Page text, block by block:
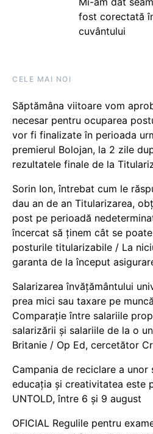
fost corectată
cuvântului
CELE MAI NOI
Săptămâna viitoare vom
necesar pentru ocuparea
vor fi finalizate în perioada
premierul Bolojan, la 2 zile
rezultatele finale de la
Sorin Ion, întrebat cum le
dau an de an Titularizarea,
post pe perioadă
încercat să ținem cât se
posturile titularizabile / La
garanta de la început
Salarizarea învățământului
prea mici sau taxare pe
Comparație între salariile
salarizării și salariile de la o
Britanie / Op Ed, cercetător
Campania de reciclare a
educația și creativitatea este
UNTOLD, între 6 și 9 august
OFICIAL Regulile pentru